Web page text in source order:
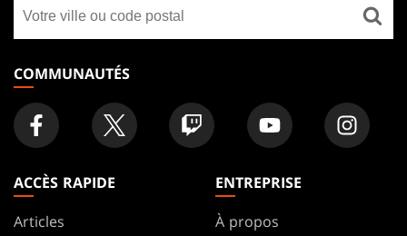
FOOTER
un
magasin
COMMUNAUTÉS
ACCÈS RAPIDE
Articles
ENTREPRISE
À propos